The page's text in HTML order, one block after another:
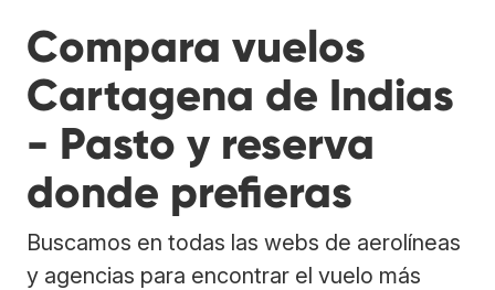
Compara vuelos
Cartagena de Indias
- Pasto y reserva
donde prefieras
Buscamos en todas las webs de aerolíneas
y agencias para encontrar el vuelo más